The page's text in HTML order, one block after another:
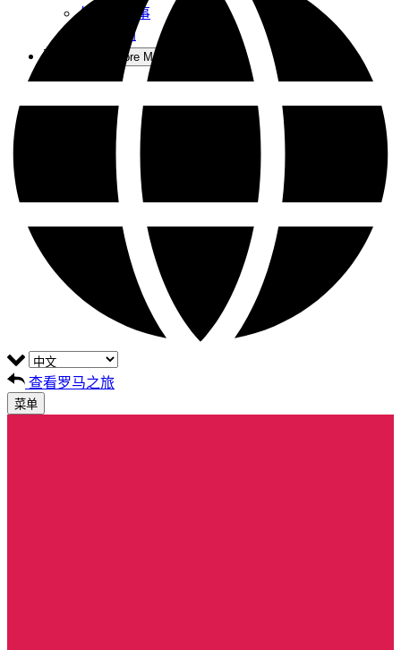
与我们共事
联系我们
更多
Open More Menu
查看罗马之旅
菜单